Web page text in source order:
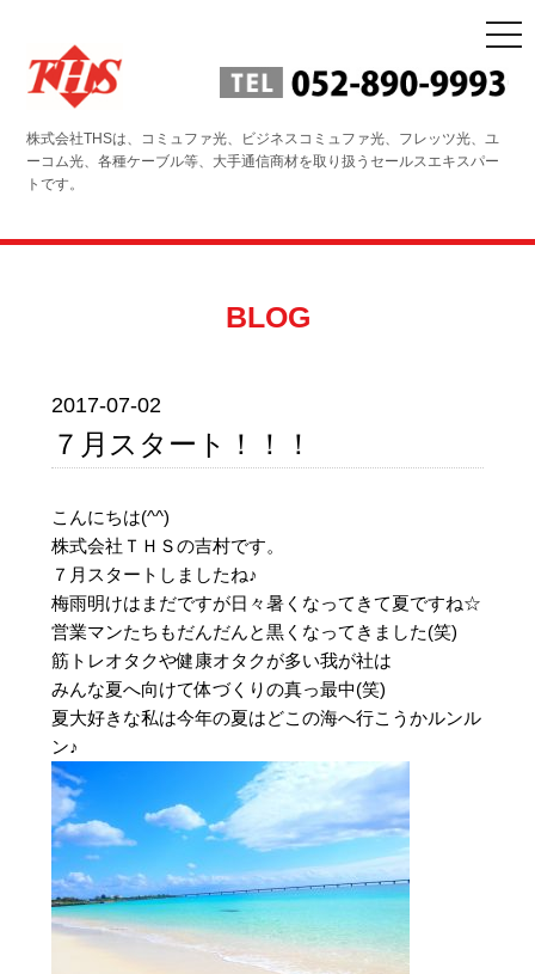
株式会社THSは、コミュファ光、ビジネスコミュファ光、フレッツ光、ユ
ーコム光、各種ケーブル等、大手通信商材を取り扱うセールスエキスパー
トです。
BLOG
2017-07-02
７月スタート！！！
こんにちは(^^)
株式会社ＴＨＳの吉村です。
７月スタートしましたね♪
梅雨明けはまだですが日々暑くなってきて夏ですね☆
営業マンたちもだんだんと黒くなってきました(笑)
筋トレオタクや健康オタクが多い我が社は
みんな夏へ向けて体づくりの真っ最中(笑)
夏大好きな私は今年の夏はどこの海へ行こうかルンル
ン♪